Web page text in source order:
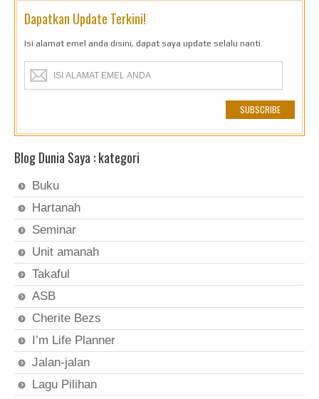
Dapatkan Update Terkini!
Isi alamat emel anda disini, dapat saya update selalu nanti.
Blog Dunia Saya : kategori
Buku
Hartanah
Seminar
Unit amanah
Takaful
ASB
Cherite Bezs
I’m Life Planner
Jalan-jalan
Lagu Pilihan